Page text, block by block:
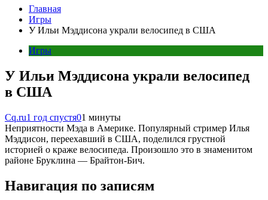
Главная
Игры
У Ильи Мэддисона украли велосипед в США
Игры
У Ильи Мэддисона украли велосипед
в США
Cq.ru1 год спустя01 минуты
Неприятности Мэда в Америке. Популярный стример Илья
Мэддисон, переехавший в США, поделился грустной
историей о краже велосипеда. Произошло это в знаменитом
районе Бруклина — Брайтон-Бич.
Навигация по записям